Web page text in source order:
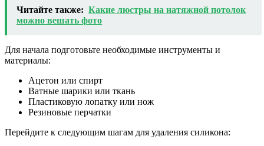
Читайте также: Какие люстры на натяжной потолок
можно вешать фото
Для начала подготовьте необходимые инструменты и
материалы:
Ацетон или спирт
Ватные шарики или ткань
Пластиковую лопатку или нож
Резиновые перчатки
Перейдите к следующим шагам для удаления силикона: